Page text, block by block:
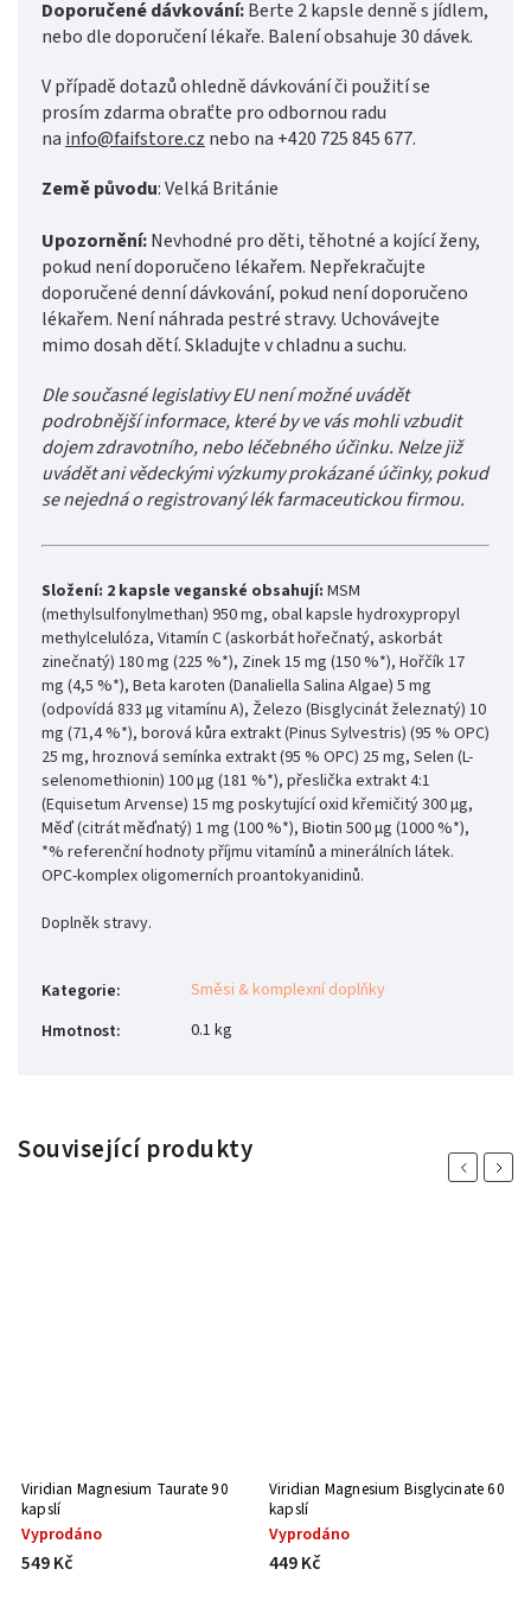
Doporučené dávkování:Berte 2 kapsle denně s jídlem,
nebo dle doporučení lékaře. Balení obsahuje 30 dávek.
V případě dotazů ohledně dávkování či použití se
prosím zdarma obraťte pro odbornou radu
nainfo@faifstore.cznebo na +420 725 845 677.
Země původu: Velká Británie
Upozornění:Nevhodné pro děti, těhotné a kojící ženy,
pokud není doporučeno lékařem. Nepřekračujte
doporučené denní dávkování, pokud není doporučeno
lékařem. Není náhrada pestré stravy. Uchovávejte
mimo dosah dětí. Skladujte v chladnu a suchu.
Dle současné legislativy EU není možné uvádět
podrobnější informace, které by ve vás mohli vzbudit
dojem zdravotního, nebo léčebného účinku. Nelze již
uvádět ani vědeckými výzkumy prokázané účinky, pokud
se nejedná o registrovaný lék farmaceutickou firmou.
Složení: 2 kapsle veganské obsahují: MSM
(methylsulfonylmethan) 950 mg, obal kapsle hydroxypropyl
methylcelulóza, Vitamín C (askorbát hořečnatý, askorbát
zinečnatý) 180 mg (225 %*), Zinek 15 mg (150 %*), Hořčík 17
mg (4,5 %*), Beta karoten (Danaliella Salina Algae) 5 mg
(odpovídá 833 μg vitamínu A), Železo (Bisglycinát železnatý) 10
mg (71,4 %*), borová kůra extrakt (Pinus Sylvestris) (95 % OPC)
25 mg, hroznová semínka extrakt (95 % OPC) 25 mg, Selen (L-
selenomethionin) 100 μg (181 %*), přeslička extrakt 4:1
(Equisetum Arvense) 15 mg poskytující oxid křemičitý 300 μg,
Měď (citrát měďnatý) 1 mg (100 %*), Biotin 500 μg (1000 %*),
*% referenční hodnoty příjmu vitamínů a minerálních látek.
OPC-komplex oligomerních proantokyanidinů.
Doplněk stravy.
Kategorie:
Směsi & komplexní doplňky
Hmotnost: 0.1 kg
Související produkty
Previous
Viridian Magnesium Taurate 90
kapslí
Vyprodáno
549 Kč
Viridian Magnesium Bisglycinate 60
kapslí
Vyprodáno
449 Kč
Next